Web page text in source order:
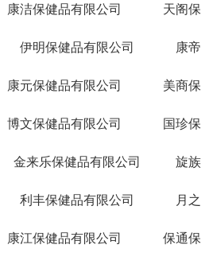
康洁保健品有限公司
天阁保
伊明保健品有限公司
康帝
康元保健品有限公司
美商保
博文保健品有限公司
国珍保
金来乐保健品有限公司
旋族
利丰保健品有限公司
月之
康江保健品有限公司
保通保